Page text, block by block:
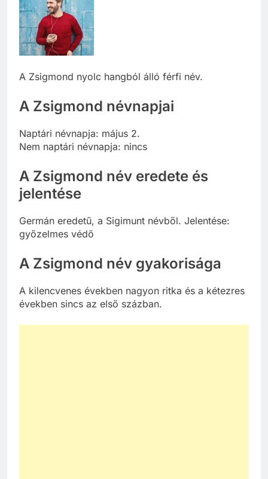
A Zsigmond nyolc hangból álló férfi név.
A Zsigmond névnapjai
Naptári névnapja: május 2.
Nem naptári névnapja: nincs
A Zsigmond név eredete és
jelentése
Germán eredetű, a Sigimunt névből. Jelentése:
győzelmes védő
A Zsigmond név gyakorisága
A kilencvenes években nagyon ritka és a kétezres
években sincs az első százban.